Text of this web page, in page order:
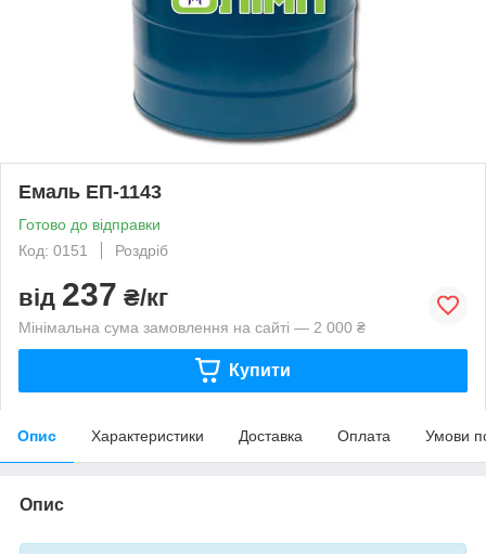
Емаль ЕП-1143
Готово до відправки
Код: 0151
Роздріб
від 237 ₴/кг
Мінімальна сума замовлення на сайті — 2 000 ₴
Купити
Опис Характеристики Доставка Оплата Умови
Опис